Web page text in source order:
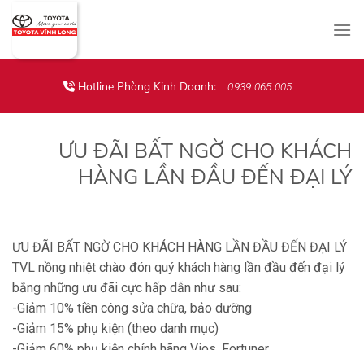
Hotline Phòng Kinh Doanh: 0939.065.005
ƯU ĐÃI BẤT NGỜ CHO KHÁCH
HÀNG LẦN ĐẦU ĐẾN ĐẠI LÝ
ƯU ĐÃI BẤT NGỜ CHO KHÁCH HÀNG LẦN ĐẦU ĐẾN ĐẠI LÝ
TVL nồng nhiệt chào đón quý khách hàng lần đầu đến đại lý
bằng những ưu đãi cực hấp dẫn như sau:
-Giảm 10% tiền công sửa chữa, bảo dưỡng
-Giảm 15% phụ kiện (theo danh mục)